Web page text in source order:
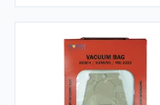
Kundeservice
Nyheter